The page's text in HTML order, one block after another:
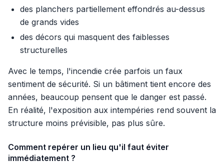
des planchers partiellement effondrés au-dessus
de grands vides
des décors qui masquent des faiblesses
structurelles
Avec le temps, l'incendie crée parfois un faux
sentiment de sécurité. Si un bâtiment tient encore des
années, beaucoup pensent que le danger est passé.
En réalité, l'exposition aux intempéries rend souvent la
structure moins prévisible, pas plus sûre.
Comment repérer un lieu qu'il faut éviter
immédiatement ?